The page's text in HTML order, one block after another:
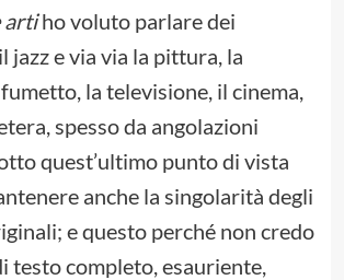
artiho voluto parlare dei
jazz e via via la pittura, la
la televisione, il cinema,
spesso da angolazioni
quest’ultimo punto di vista
anche la singolarità degli
e questo perché non credo
testo completo, esauriente,